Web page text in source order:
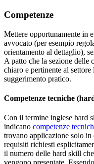
Competenze
Mettere opportunamente in
avvocato (per esempio
orientamento al dettaglio),
A patto che la sezione delle
chiaro e pertinente al
suggerimento pratico.
Competenze tecniche
Con il termine inglese hard
indicano competenze
trovano applicazione solo
requisiti richiesti
il numero delle hard skill